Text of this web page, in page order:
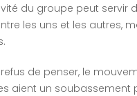
du groupe peut servir
les uns et les autres,
de penser, le
aient un soubassement